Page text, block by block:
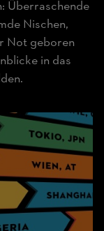
Überraschende
Nischen,
Not geboren
in das